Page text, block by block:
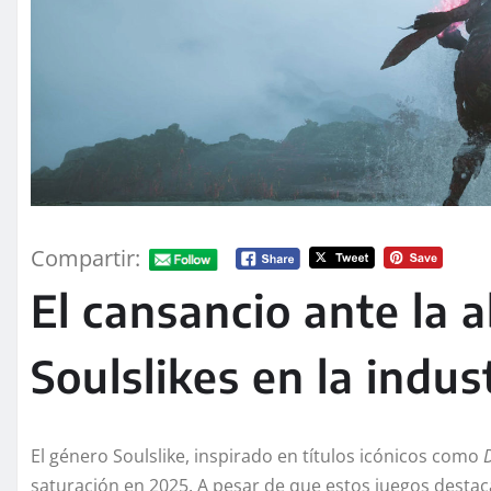
Compartir:
El cansancio ante la
Soulslikes en la
El género Soulslike, inspirado en títulos icónicos como
saturación en 2025. A pesar de que estos juegos